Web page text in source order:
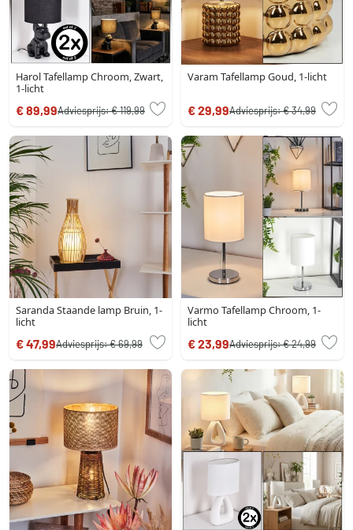
Harol Tafellamp Chroom, Zwart,
1-licht
€ 89,99Adviesprijs:€ 119,99
Varam Tafellamp Goud, 1-licht
€ 29,99Adviesprijs:€ 34,99
Saranda Staande lamp Bruin, 1-
licht
€ 47,99Adviesprijs:€ 69,99
Varmo Tafellamp Chroom, 1-
licht
€ 23,99Adviesprijs:€ 24,99